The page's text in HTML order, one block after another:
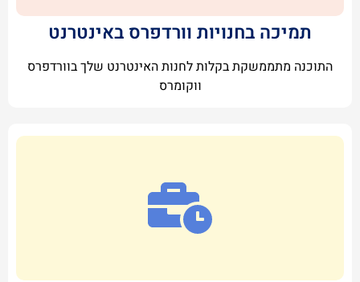
תמיכה בחנויות וורדפרס באינטרנט
התוכנה מתממשקת בקלות לחנות האינטרנט שלך בוורדפרס
ווקומרס